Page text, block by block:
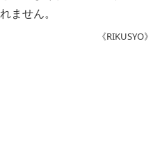
ません。
《RIKUSYO》